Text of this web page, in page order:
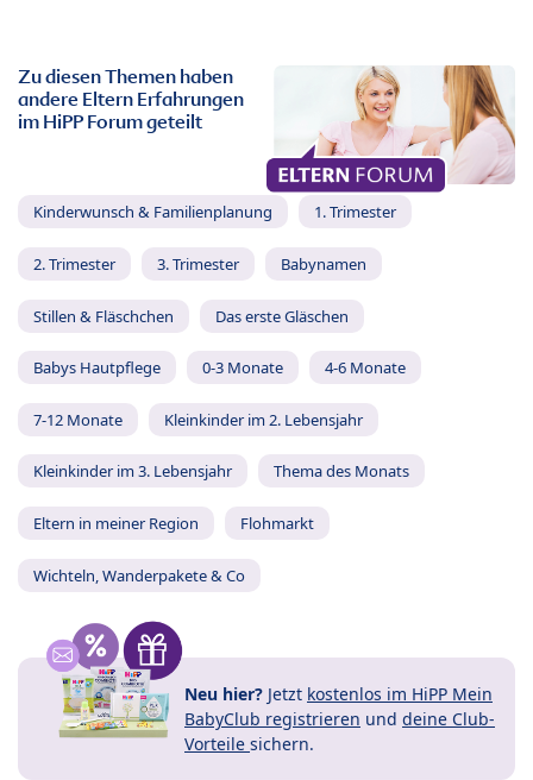
Zu diesen Themen haben
andere Eltern Erfahrungen
im HiPP Forum geteilt
Kinderwunsch & Familienplanung 1. Trimester
2. Trimester 3. Trimester Babynamen
Stillen & Fläschchen Das erste Gläschen
Babys Hautpflege 0-3 Monate 4-6 Monate
7-12 Monate Kleinkinder im 2. Lebensjahr
Kleinkinder im 3. Lebensjahr Thema des Monats
Eltern in meiner Region Flohmarkt
Wichteln, Wanderpakete & Co
Neu hier? Jetzt kostenlos im HiPP Mein
BabyClub registrieren und deine Club-
Vorteile sichern.